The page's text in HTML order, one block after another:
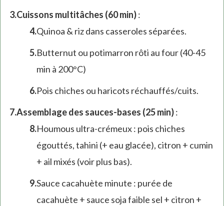
Cuissons multitâches (60 min):
Quinoa & riz dans casseroles séparées.
Butternut ou potimarron rôti au four (40-45
min à 200°C)
Pois chiches ou haricots réchauffés/cuits.
Assemblage des sauces-bases (25 min):
Houmous ultra-crémeux : pois chiches
égouttés, tahini (+ eau glacée), citron + cumin
+ ail mixés (voir plus bas).
Sauce cacahuète minute : purée de
cacahuète + sauce soja faible sel + citron +